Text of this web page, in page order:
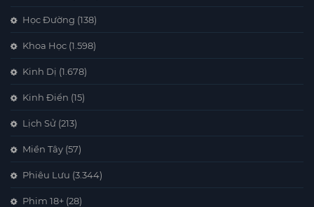
Học Đường (138)
Khoa Học (1.598)
Kinh Dị (1.678)
Kinh Điển (15)
Lịch Sử (213)
Miền Tây (57)
Phiêu Lưu (3.344)
Phim 18+ (28)